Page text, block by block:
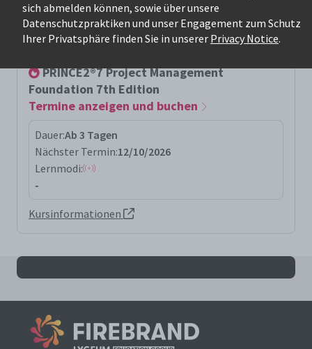
sich abmelden können, sowie über unsere
Datenschutzpraktiken und unser Engagement zum Schutz
Ihrer Privatsphäre finden Sie in unserer Privacy Notice.
Relevanteste Kurse für die Suche:
prince2f
PRINCE2®7 Project Management
Foundation 7th Edition
Termine anzeigen und buchen
Dauer:Ab 3 Tagen
Nächster Termin:12/10/2026
Lernmodi:
-
Kursinformationen
Alle prince2f Ergebnisse